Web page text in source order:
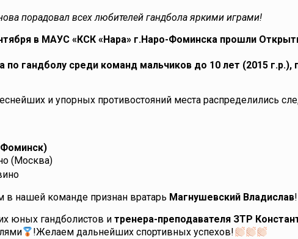
порадовал всех любителей гандбола яркими играми!
в МАУС «КСК «Нара» г.Наро-Фоминска прошли
по гандболу среди команд мальчиков до 10 лет (2015
и упорных противостояний места распределились
(Москва)
нашей команде признан вратарь Магнушевский Владислав!
юных гандболистов итренера-преподавателя ЗТР
!Желаем дальнейших спортивных успехов!